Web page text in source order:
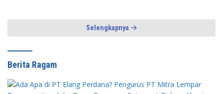
Selengkapnya
Berita Ragam